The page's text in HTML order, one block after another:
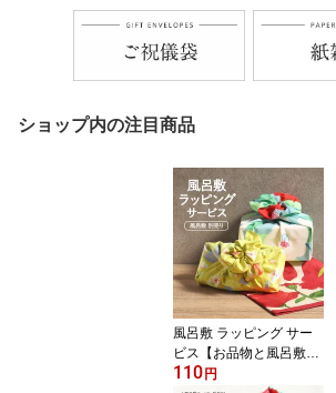
ショップ内の注目商品
風呂敷 ラッピング サー
ビス【お品物と風呂敷と
同時購入専用】 選べる
110 円